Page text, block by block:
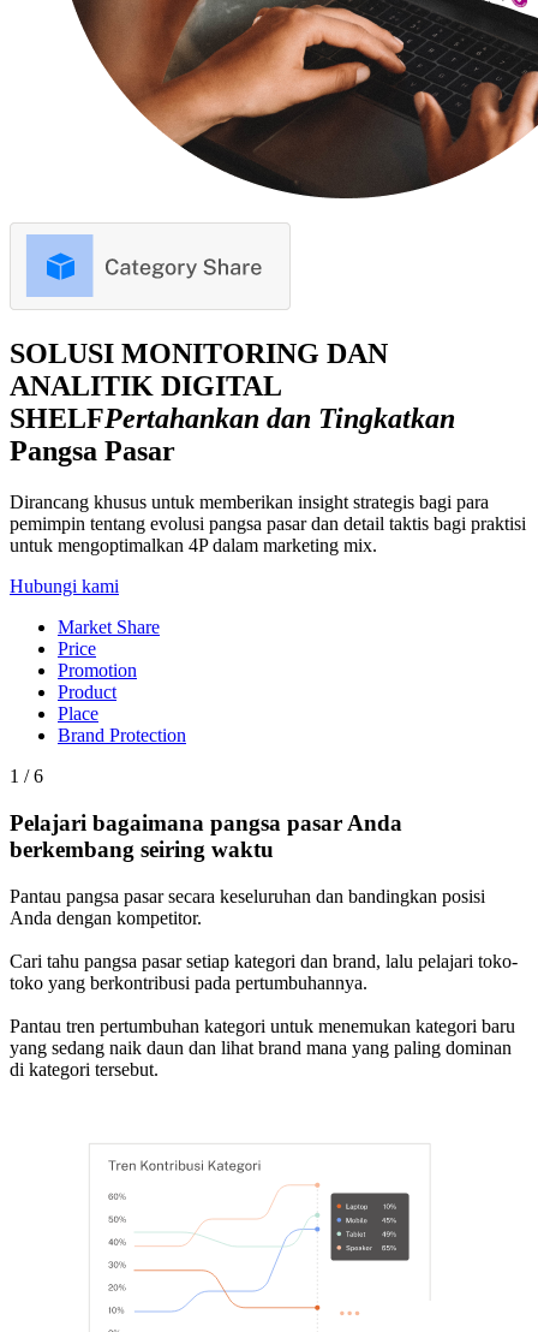
SOLUSI MONITORING DAN
ANALITIK DIGITAL
SHELFPertahankan dan Tingkatkan
Pangsa Pasar
Dirancang khusus untuk memberikan insight strategis bagi para
pemimpin tentang evolusi pangsa pasar dan detail taktis bagi praktisi
untuk mengoptimalkan 4P dalam marketing mix.
Hubungi kami
Market Share
Price
Promotion
Product
Place
Brand Protection
1 / 6
Pelajari bagaimana pangsa pasar Anda
berkembang seiring waktu
Pantau pangsa pasar secara keseluruhan dan bandingkan posisi
Anda dengan kompetitor.
Cari tahu pangsa pasar setiap kategori dan brand, lalu pelajari toko-
toko yang berkontribusi pada pertumbuhannya.
Pantau tren pertumbuhan kategori untuk menemukan kategori baru
yang sedang naik daun dan lihat brand mana yang paling dominan
di kategori tersebut.